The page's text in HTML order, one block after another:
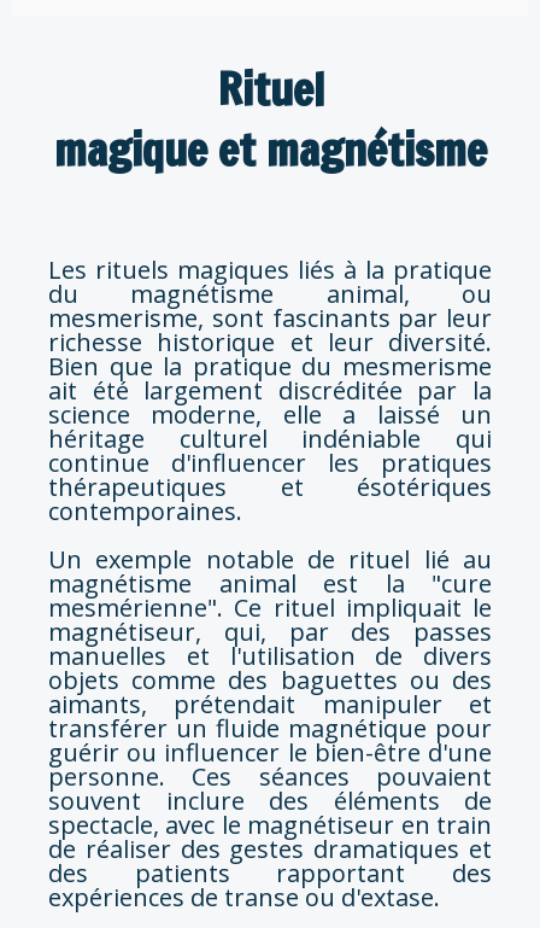
Rituel
magique et magnétisme
Les rituels magiques liés à la pratique
du magnétisme animal, ou
mesmerisme, sont fascinants par leur
richesse historique et leur diversité.
Bien que la pratique du mesmerisme
ait été largement discréditée par la
science moderne, elle a laissé un
héritage culturel indéniable qui
continue d'influencer les pratiques
thérapeutiques et ésotériques
contemporaines.
Un exemple notable de rituel lié au
magnétisme animal est la "cure
mesmérienne". Ce rituel impliquait le
magnétiseur, qui, par des passes
manuelles et l'utilisation de divers
objets comme des baguettes ou des
aimants, prétendait manipuler et
transférer un fluide magnétique pour
guérir ou influencer le bien-être d'une
personne. Ces séances pouvaient
souvent inclure des éléments de
spectacle, avec le magnétiseur en train
de réaliser des gestes dramatiques et
des patients rapportant des
expériences de transe ou d'extase.